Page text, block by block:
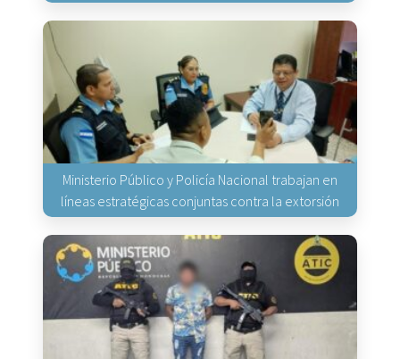
Ministerio Público y Policía Nacional trabajan en
líneas estratégicas conjuntas contra la extorsión